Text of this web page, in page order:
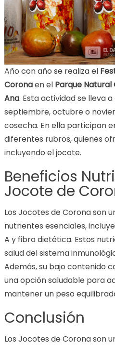
Año con año se realiza el
Coronaen el Parque
Ana. Esta actividad se lleva
septiembre, octubre o
cosecha. En ella participan
diferentes rubros, quienes
incluyendo el jocote.
Beneficios
Jocote de
Los Jocotes de Corona son
nutrientes esenciales,
A y fibra dietética. Estos
salud del sistema
Además, su bajo contenido
una opción saludable para
mantener un peso
Conclusión
Los Jocotes de Corona son